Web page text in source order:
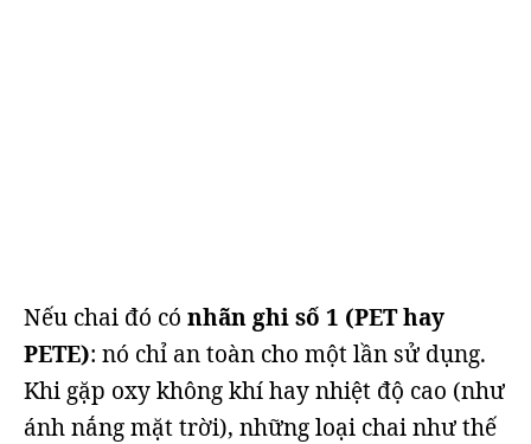
Nếu chai đó có nhãn ghi số 1 (PET hay
PETE): nó chỉ an toàn cho một lần sử dụng.
Khi gặp oxy không khí hay nhiệt độ cao (như
ánh nắng mặt trời), những loại chai như thế